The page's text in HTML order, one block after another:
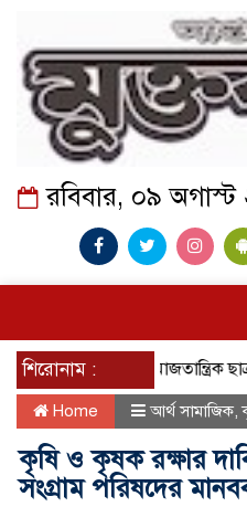
রবিবার, ০৯
শিরোনাম :সমাজতান্ত্রিক ছাত্রফ্রন্ট
Home আর্থ সামাজিক,
কৃষি ও কৃষক রক্ষার
সংগ্রাম পরিষদের